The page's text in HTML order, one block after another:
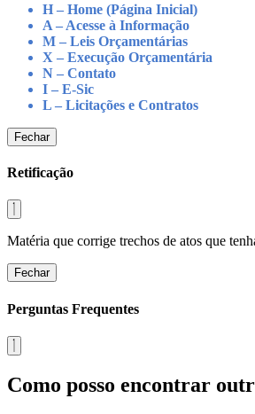
H – Home (Página Inicial)
A – Acesse à Informação
M – Leis Orçamentárias
X – Execução Orçamentária
N – Contato
I – E-Sic
L – Licitações e Contratos
Fechar
Retificação
Matéria que corrige trechos de atos que
Fechar
Perguntas Frequentes
Como posso encontrar